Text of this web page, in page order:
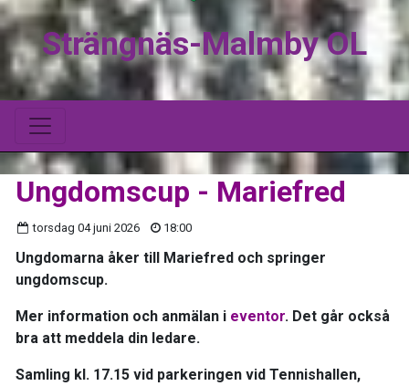
Strängnäs-Malmby OL
Ungdomscup - Mariefred
torsdag 04 juni 2026 18:00
Ungdomarna åker till Mariefred och springer
ungdomscup.
Mer information och anmälan i eventor. Det går också
bra att meddela din ledare.
Samling kl. 17.15 vid parkeringen vid Tennishallen,